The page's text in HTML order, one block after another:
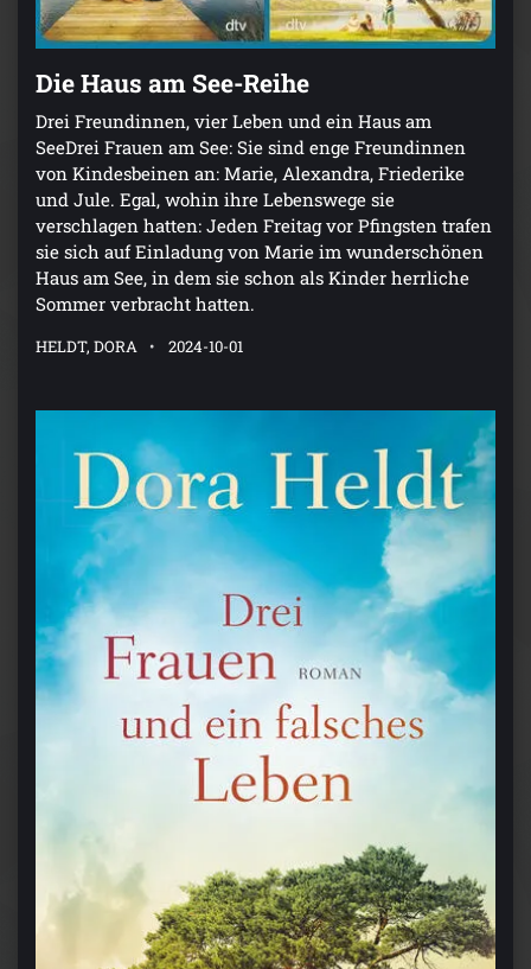
Die Haus am See-Reihe
Drei Freundinnen, vier Leben und ein Haus am
SeeDrei Frauen am See: Sie sind enge Freundinnen
von Kindesbeinen an: Marie, Alexandra, Friederike
und Jule. Egal, wohin ihre Lebenswege sie
verschlagen hatten: Jeden Freitag vor Pfingsten trafen
sie sich auf Einladung von Marie im wunderschönen
Haus am See, in dem sie schon als Kinder herrliche
Sommer verbracht hatten.
HELDT, DORA 2024-10-01